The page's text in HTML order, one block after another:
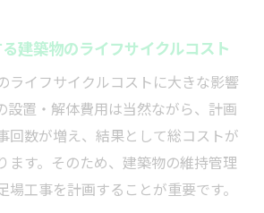
建築物のライフサイクルコスト
ライフサイクルコストに大きな影響
設置・解体費用は当然ながら、計画
回数が増え、結果として総コストが
ます。そのため、建築物の維持管理
場工事を計画することが重要です。